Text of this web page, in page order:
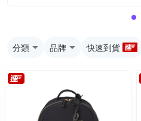
分類 品牌 快速到貨